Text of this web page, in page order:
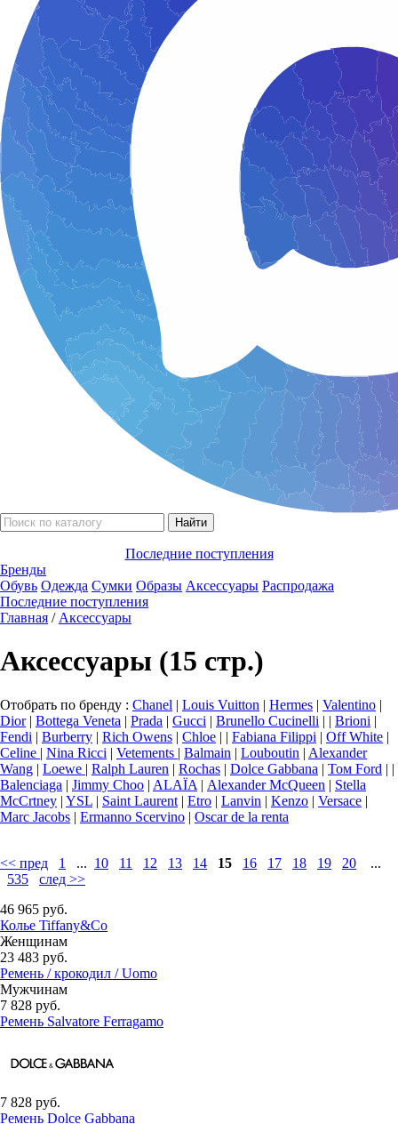
Последние поступления
Бренды
Обувь Одежда Сумки Образы Аксессуары Распродажа
Последние поступления
Главная / Аксессуары
Аксессуары (15 стр.)
Отобрать по бренду : Chanel | Louis Vuitton | Hermes | Valentino |
Dior| Bottega Veneta | Prada | Gucci | Brunello Сucinelli | | Brioni |
Fendi | Burberry | Rich Owens | Chloe | | Fabiana Filippi | Off White |
Celine | Nina Ricci | Vetements | Balmain | Louboutin | Alexander
Wang | Loewe | Ralph Lauren | Rochas | Dolce Gabbana | Том Ford | |
Balenciaga | Jimmy Choo | ALAÏA | Аlexander McQueen | Stella
McCrtney | YSL | Saint Laurent | Etro | Lanvin | Kenzo | Versace |
Marc Jacobs | Ermanno Scervino | Oscar de la renta
<< пред 1 ... 10 11 12 13 14 15 16 17 18 19 20 ...
535
след >>
46 965 руб.
Колье Tiffany&Co
Женщинам
23 483 руб.
Ремень / крокодил / Uomo
Мужчинам
7 828 руб.
Ремень Salvatore Ferragamo
7 828 руб.
Ремень Dolce Gabbana